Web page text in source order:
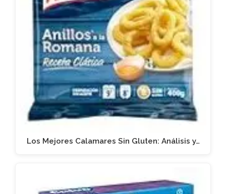
Los Mejores Calamares Sin Gluten: Análisis y…